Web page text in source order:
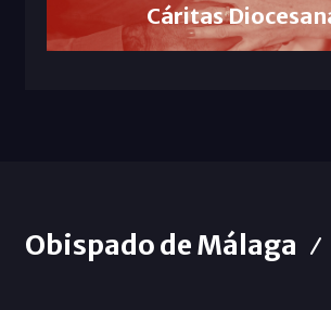
Cáritas
Obispado de Málaga